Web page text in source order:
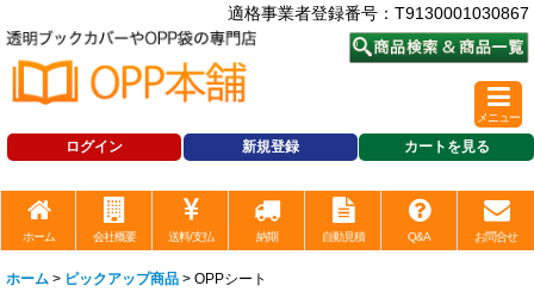
適格事業者登録番号：T9130001030867
ログイン 新規登録 カートを見る
メニュー
ホーム 会社概要 送料/支払 納期 自動見積 Q&A お問合せ
ホーム > ピックアップ商品 > OPPシート